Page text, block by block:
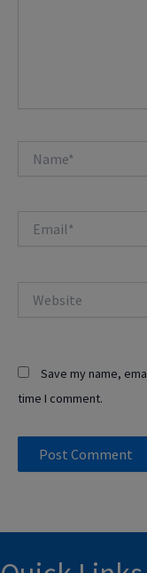
Save my name,
time I comment.